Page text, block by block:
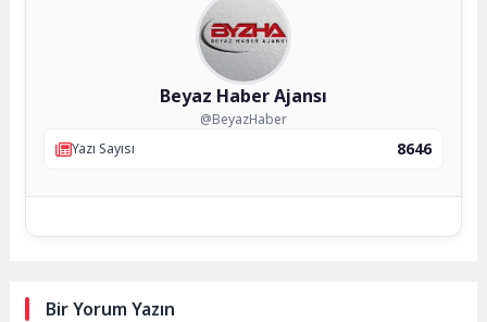
Beyaz Haber Ajansı
@BeyazHaber
Yazı Sayısı
8646
Bir Yorum Yazın